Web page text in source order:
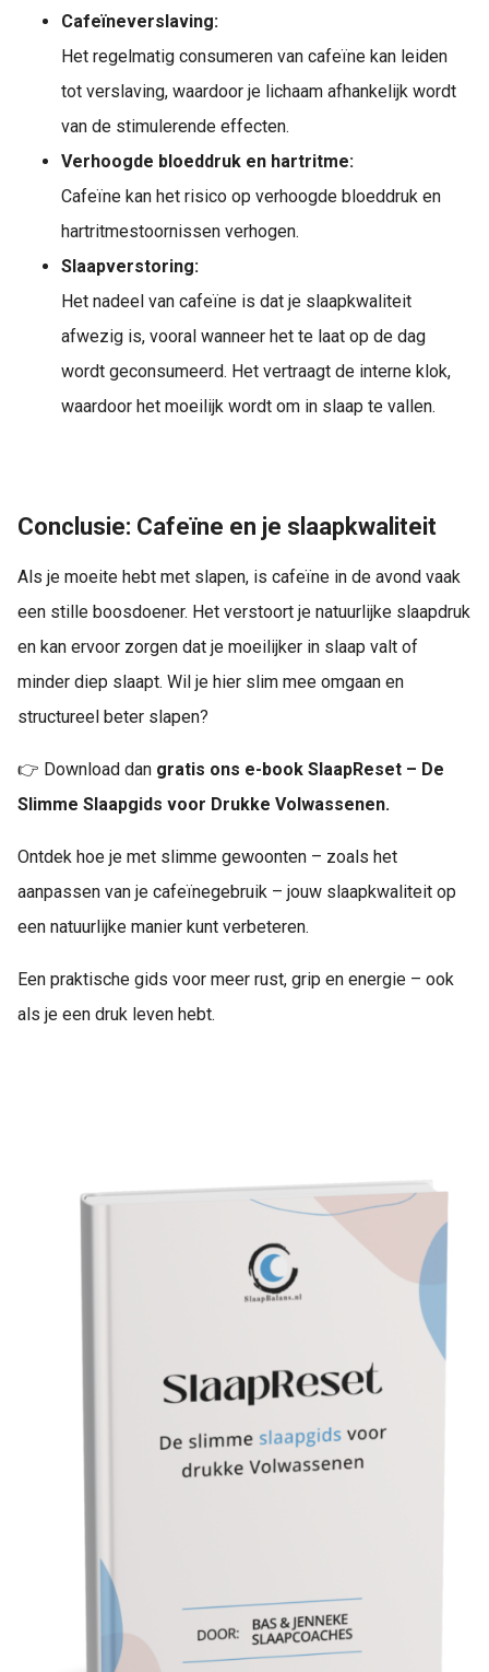
Cafeïneverslaving:
Het regelmatig consumeren van cafeïne kan leiden
tot verslaving, waardoor je lichaam afhankelijk wordt
van de stimulerende effecten.
Verhoogde bloeddruk en hartritme:
Cafeïne kan het risico op verhoogde bloeddruk en
hartritmestoornissen verhogen.
Slaapverstoring:
Het nadeel van cafeïne is dat je slaapkwaliteit
afwezig is, vooral wanneer het te laat op de dag
wordt geconsumeerd. Het vertraagt de interne klok,
waardoor het moeilijk wordt om in slaap te vallen.
Conclusie: Cafeïne en je slaapkwaliteit
Als je moeite hebt met slapen, is cafeïne in de avond vaak
een stille boosdoener. Het verstoort je natuurlijke slaapdruk
en kan ervoor zorgen dat je moeilijker in slaap valt of
minder diep slaapt. Wil je hier slim mee omgaan en
structureel beter slapen?
👉 Download dan gratis ons e-book SlaapReset – De
Slimme Slaapgids voor Drukke Volwassenen.
Ontdek hoe je met slimme gewoonten – zoals het
aanpassen van je cafeïnegebruik – jouw slaapkwaliteit op
een natuurlijke manier kunt verbeteren.
Een praktische gids voor meer rust, grip en energie – ook
als je een druk leven hebt.